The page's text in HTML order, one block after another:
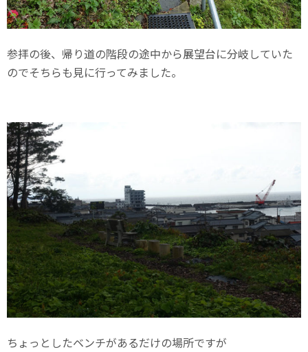
参拝の後、帰り道の階段の途中から展望台に分岐していた
のでそちらも見に行ってみました。
ちょっとしたベンチがあるだけの場所ですが